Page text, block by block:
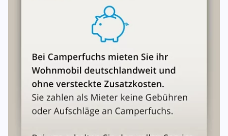
Für die Dauer der Vorenthaltung wird mindestens der
vereinbarte Mietpreis als Nutzungsentschädigung
Pro Anmietung wird eine einmaligeServicepauschale
erhoben. Diese umfasst:
Gründliche Einweisung in das Reisemobil
Übergabe im betriebsbereiten Zustand
Eine gefüllte Propangasflasche
Außenreinigung bei Rückgabe